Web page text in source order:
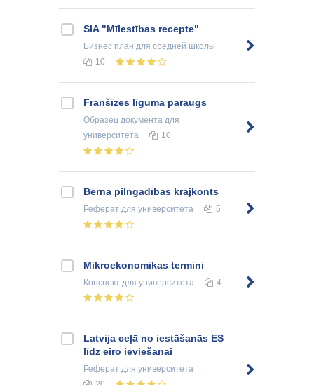
SIA "Mīlestības recepte"
Бизнес план для средней школы
10
Franšīzes līguma paraugs
Образец документа для
университета
10
Bērna pilngadības krājkonts
Реферат для университета 5
Mikroekonomikas termini
Конспект для университета 4
Latvija ceļā no iestāšanās ES
līdz eiro ieviešanai
Реферат для университета